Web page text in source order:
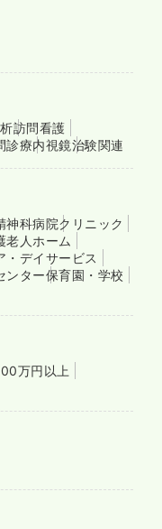
訪問看護
診療内視鏡治験関連
神科病院クリニック
老人ホーム
・デイサービス
ンター保育園・学校
万円以上